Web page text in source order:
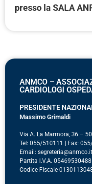
presso la SALA
ANMCO –
CARDIOLOGI
PRESIDENTE
Massimo Grimaldi
Via A. La Marmora, 36 –
Tel: 055/510111 | Fax:
Email: segreteria@anmco.it
Partita I.V.A. 05469530488
Codice Fiscale